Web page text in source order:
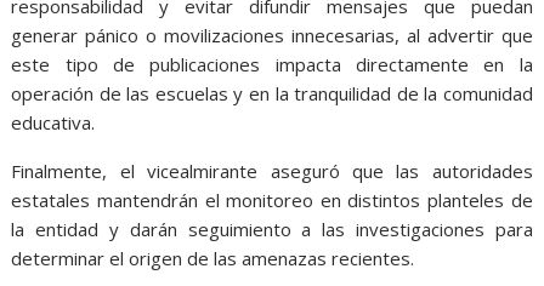
responsabilidad y evitar difundir mensajes que puedan
generar pánico o movilizaciones innecesarias, al advertir que
este tipo de publicaciones impacta directamente en la
operación de las escuelas y en la tranquilidad de la comunidad
educativa.
Finalmente, el vicealmirante aseguró que las autoridades
estatales mantendrán el monitoreo en distintos planteles de
la entidad y darán seguimiento a las investigaciones para
determinar el origen de las amenazas recientes.